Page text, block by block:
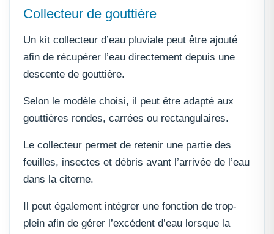
Collecteur de gouttière
Un kit collecteur d’eau pluviale peut être ajouté
afin de récupérer l’eau directement depuis une
descente de gouttière.
Selon le modèle choisi, il peut être adapté aux
gouttières rondes, carrées ou rectangulaires.
Le collecteur permet de retenir une partie des
feuilles, insectes et débris avant l’arrivée de l’eau
dans la citerne.
Il peut également intégrer une fonction de trop-
plein afin de gérer l’excédent d’eau lorsque la